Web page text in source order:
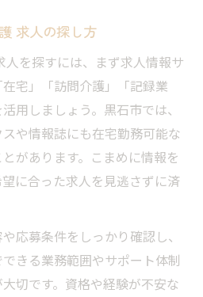
求人の探し方
人を探すには、まず求人情報サ
宅」「訪問介護」「記録業
用しましょう。黒石市では、
や情報誌にも在宅勤務可能な
があります。こまめに情報を
に合った求人を見逃さずに済
応募条件をしっかり確認し、
きる業務範囲やサポート体制
切です。資格や経験が不安な